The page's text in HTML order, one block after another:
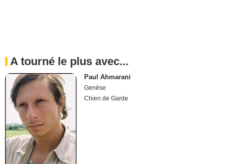
A tourné le plus avec...
Paul Ahmarani
Genèse
Chien de Garde